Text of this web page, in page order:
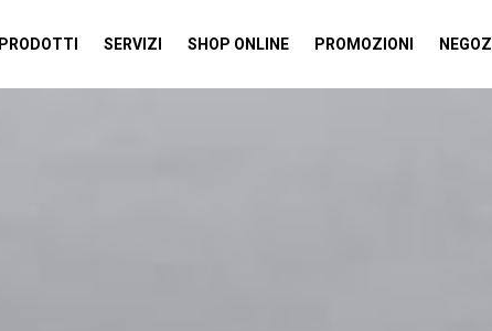
PRODOTTI SERVIZI SHOP ONLINE PROMOZIONI NEGOZI